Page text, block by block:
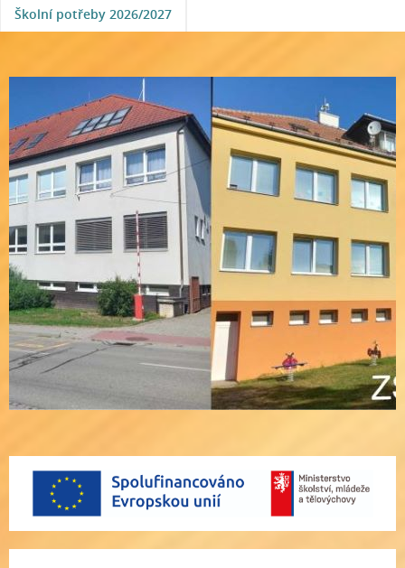
Školní potřeby 2026/2027